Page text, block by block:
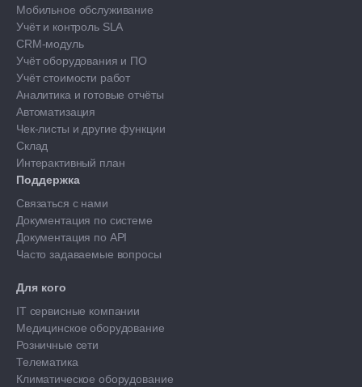
Мобильное обслуживание
Учёт и контроль SLA
CRM-модуль
Учёт оборудования и ПО
Учёт стоимости работ
Аналитика и готовые отчёты
Автоматизация
Чек-листы и другие функции
Склад
Интерактивный план
Поддержка
Связаться с нами
Документация по системе
Документация по API
Часто задаваемые вопросы
Для кого
IT сервисные компании
Медицинское оборудование
Розничные сети
Телематика
Климатическое оборудование